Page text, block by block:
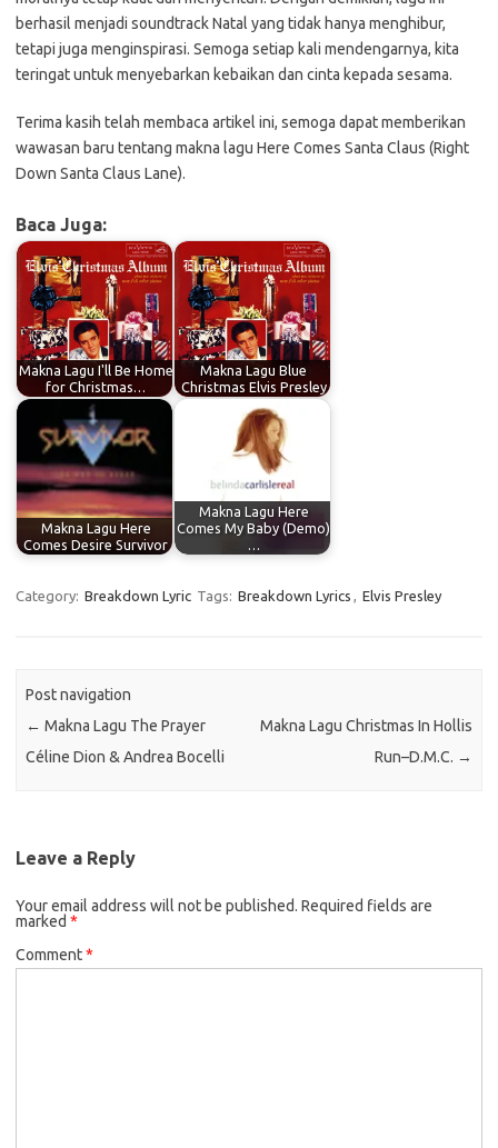
berhasil menjadi soundtrack Natal yang tidak hanya menghibur,
tetapi juga menginspirasi. Semoga setiap kali mendengarnya, kita
teringat untuk menyebarkan kebaikan dan cinta kepada sesama.
Terima kasih telah membaca artikel ini, semoga dapat memberikan
wawasan baru tentang makna lagu Here Comes Santa Claus (Right
Down Santa Claus Lane).
Baca Juga:
Makna Lagu I'll Be Home
for Christmas…
Makna Lagu Blue
Christmas Elvis Presley
Makna Lagu Here
Comes Desire Survivor
Makna Lagu Here
Comes My Baby (Demo)
Category: Breakdown Lyric Tags: Breakdown Lyrics , Elvis Presley
Post navigation
← Makna Lagu The Prayer
Céline Dion & Andrea Bocelli
Makna Lagu Christmas In Hollis
Run–D.M.C. →
Leave a Reply
Your email address will not be published. Required fields are
marked *
Comment*